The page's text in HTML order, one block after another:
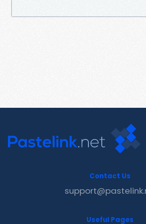
Contact Us
Useful Pages